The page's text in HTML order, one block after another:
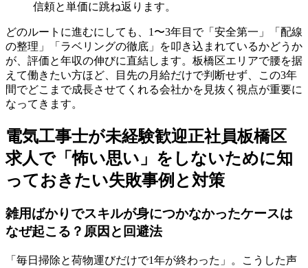
信頼と単価に跳ね返ります。
どのルートに進むにしても、1〜3年目で「安全第一」「配線
の整理」「ラベリングの徹底」を叩き込まれているかどうか
が、評価と年収の伸びに直結します。板橋区エリアで腰を据
えて働きたい方ほど、目先の月給だけで判断せず、この3年
間でどこまで成長させてくれる会社かを見抜く視点が重要に
なってきます。
電気工事士が未経験歓迎正社員板橋区
求人で「怖い思い」をしないために知
っておきたい失敗事例と対策
雑用ばかりでスキルが身につかなかったケースは
なぜ起こる？原因と回避法
「毎日掃除と荷物運びだけで1年が終わった」。こうした声